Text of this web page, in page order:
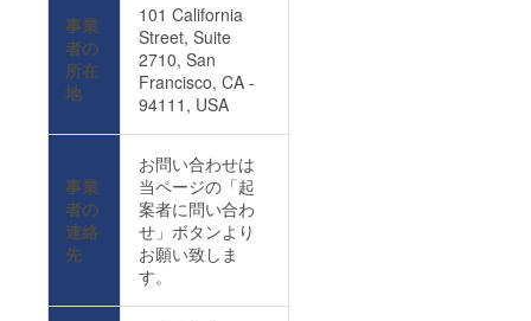
事業
者の
所在
地
101 California
Street, Suite
2710, San
Francisco, CA -
94111, USA
事業
者の
連絡
先
お問い合わせは
当ページの「起
案者に問い合わ
せ」ボタンより
お願い致しま
す。